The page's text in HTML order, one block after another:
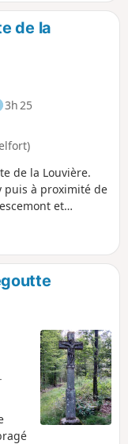
de la
3h 25
de la Louvière.
puis à proximité de
et
tous aussi
forêts de résineux